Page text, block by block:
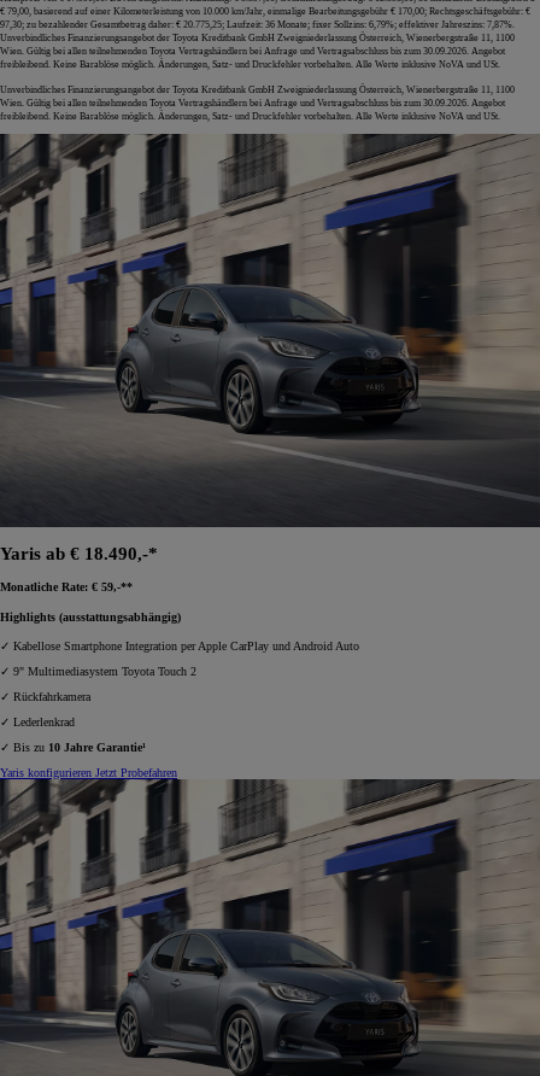
€ 79,00, basierend auf einer Kilometerleistung von 10.000 km/Jahr, einmalige Bearbeitungsgebühr € 170,00; Rechtsgeschäftsgebühr: €
97,30; zu bezahlender Gesamtbetrag daher: € 20.775,25; Laufzeit: 36 Monate; fixer Sollzins: 6,79%; effektiver Jahreszins: 7,87%.
Unverbindliches Finanzierungsangebot der Toyota Kreditbank GmbH Zweigniederlassung Österreich, Wienerbergstraße 11, 1100
Wien. Gültig bei allen teilnehmenden Toyota Vertragshändlern bei Anfrage und Vertragsabschluss bis zum 30.09.2026. Angebot
freibleibend. Keine Barablöse möglich. Änderungen, Satz- und Druckfehler vorbehalten. Alle Werte inklusive NoVA und USt.
Unverbindliches Finanzierungsangebot der Toyota Kreditbank GmbH Zweigniederlassung Österreich, Wienerbergstraße 11, 1100
Wien. Gültig bei allen teilnehmenden Toyota Vertragshändlern bei Anfrage und Vertragsabschluss bis zum 30.09.2026. Angebot
freibleibend. Keine Barablöse möglich. Änderungen, Satz- und Druckfehler vorbehalten. Alle Werte inklusive NoVA und USt.
Yaris ab € 18.490,-*
Monatliche Rate: € 59,-**
Highlights (ausstattungsabhängig)
✓ Kabellose Smartphone Integration per Apple CarPlay und Android Auto
✓ 9" Multimediasystem Toyota Touch 2
✓ Rückfahrkamera
✓ Lederlenkrad
✓ Bis zu 10 Jahre Garantie¹
Yaris konfigurieren Jetzt Probefahren